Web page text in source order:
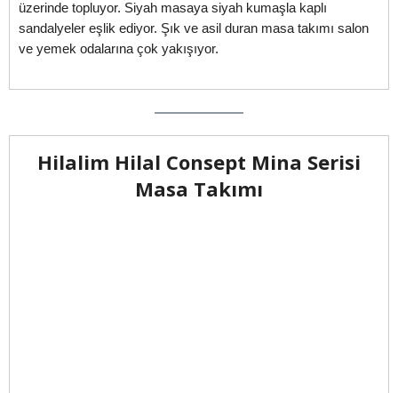
üzerinde topluyor. Siyah masaya siyah kumaşla kaplı
sandalyeler eşlik ediyor. Şık ve asil duran masa takımı salon
ve yemek odalarına çok yakışıyor.
Hilalim Hilal Consept Mina Serisi
Masa Takımı